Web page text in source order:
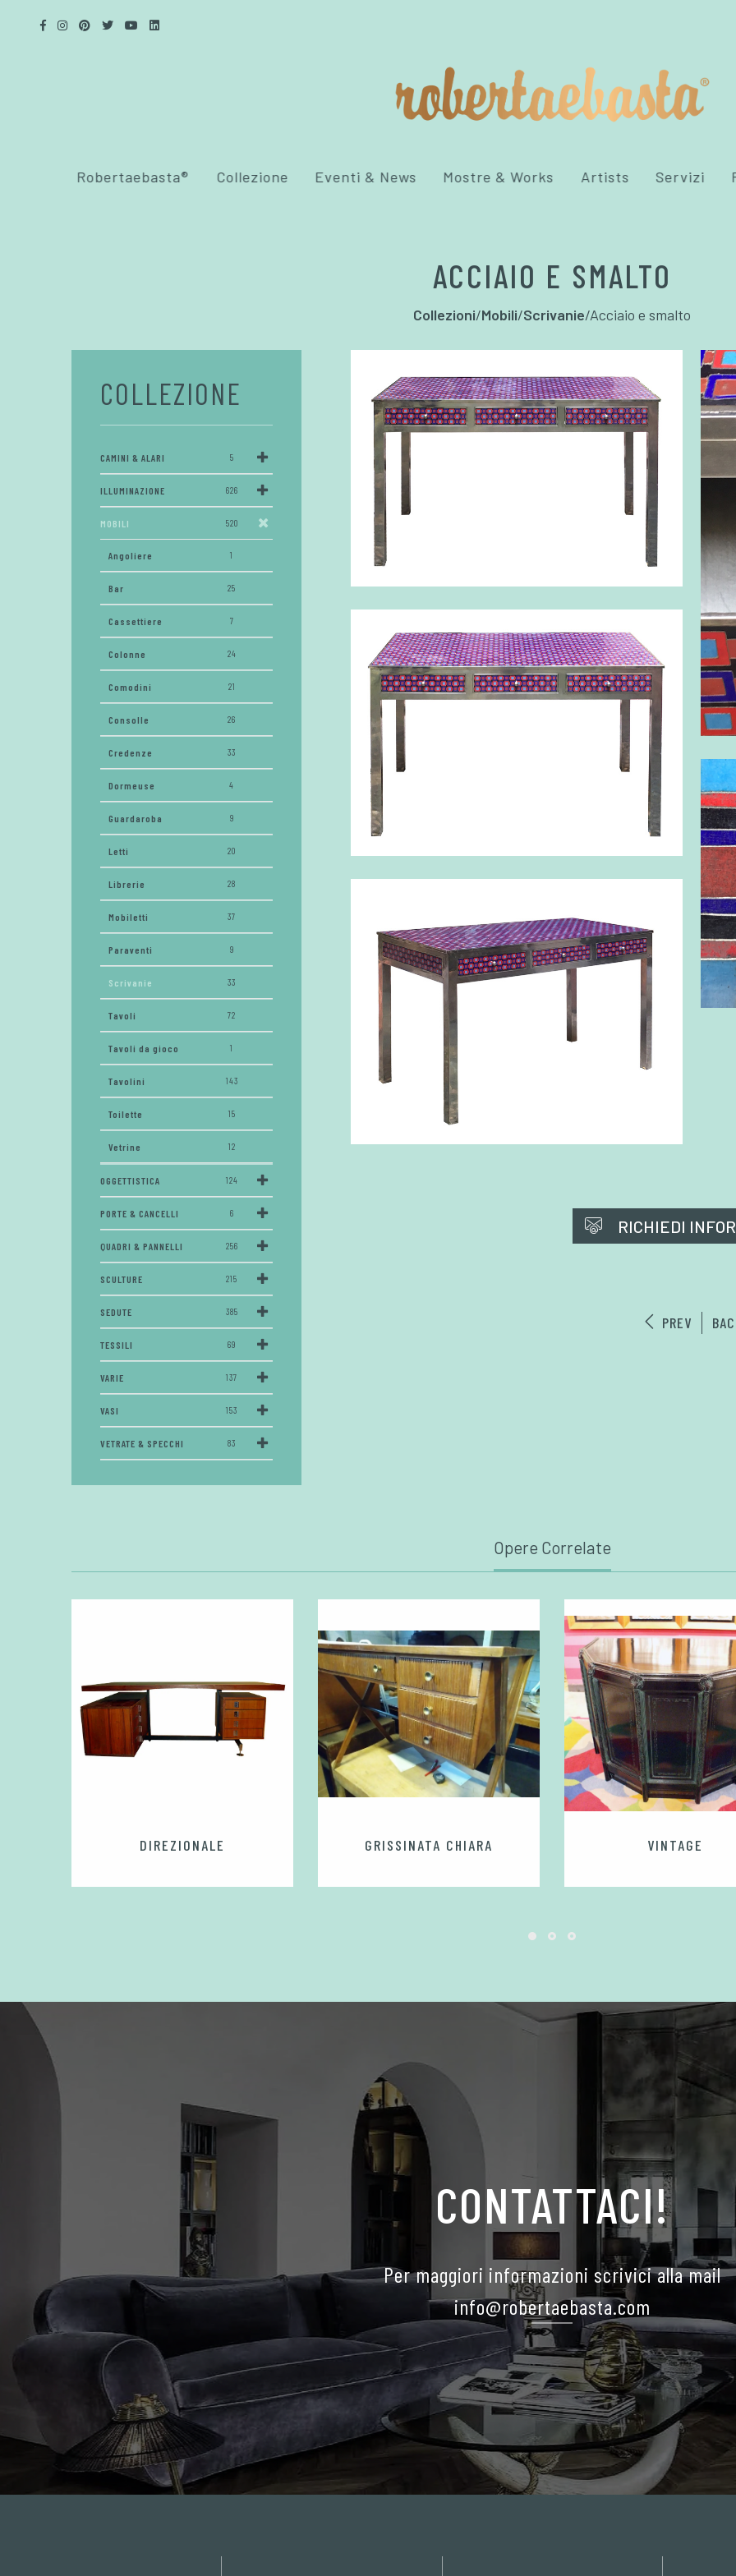
Robertaebasta® Collezione Eventi & News Mostre & Works Artists Servizi
ACCIAIO E SMALTO
Collezioni/Mobili/Scrivanie/Acciaio e smalto
RICHIEDI
PREV
COLLEZIONE
CAMINI & ALARI 5
ILLUMINAZIONE 626
MOBILI 520
Angoliere 1
Bar 25
Cassettiere 7
Colonne 24
Comodini 21
Consolle 26
Credenze 33
Dormeuse 4
Guardaroba 9
Letti 20
Librerie 28
Mobiletti 37
Paraventi 9
Scrivanie 33
Tavoli 72
Tavoli da gioco 1
Tavolini 143
Toilette 15
Vetrine 12
OGGETTISTICA 124
PORTE & CANCELLI 6
QUADRI & PANNELLI 256
SCULTURE 215
SEDUTE 385
TESSILI 69
VARIE 137
VASI 153
VETRATE & SPECCHI 83
Opere Correlate
DIREZIONALE GRISSINATA CHIARA VINTAGE
CONTATTACI!
Per maggiori informazioni scrivici alla mail
info@robertaebasta.com